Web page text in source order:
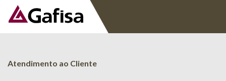
Atendimento ao Cliente